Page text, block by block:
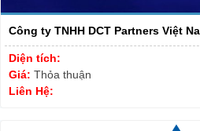
Công ty TNHH DCT Partners Việt
Diện tích:
Giá: Thỏa thuận
Liên Hệ: